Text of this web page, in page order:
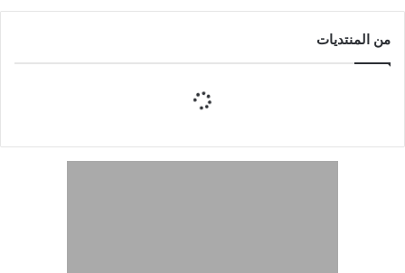
من المنتديات